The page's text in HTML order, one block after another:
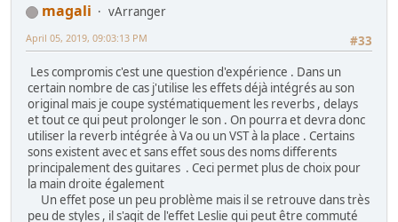
magali
vArranger
#33
April 05, 2019, 09:03:13 PM
Les compromis c'est une question d'expérience . Dans un
certain nombre de cas j'utilise les effets déjà intégrés au son
original mais je coupe systématiquement les reverbs , delays
et tout ce qui peut prolonger le son . On pourra et devra donc
utiliser la reverb intégrée à Va ou un VST à la place . Certains
sons existent avec et sans effet sous des noms differents
principalement des guitares . Ceci permet plus de choix pour
la main droite également
Un effet pose un peu problème mais il se retrouve dans très
peu de styles , il s'agit de l'effet Leslie qui peut être commuté